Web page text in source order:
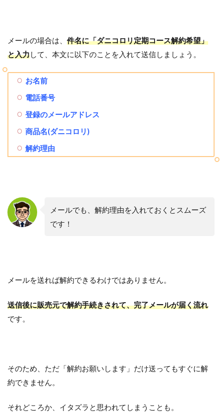
メールの場合は、 件名に「ダニコロリ定期コース解約希望」
と入力して、本文に以下のことを入れて送信しましょう。
お名前
電話番号
登録のメールアドレス
商品名(ダニコロリ)
解約理由
メールでも、解約理由を入れておくとスムーズ
です！
メールを送れば解約できるわけではありません。
送信後に販売元で解約手続きされて、完了メールが届く流れ
です。
そのため、ただ「解約お願いします」だけ送ってもすぐに解
約できません。
それどころか、イタズラと思われてしまうことも。